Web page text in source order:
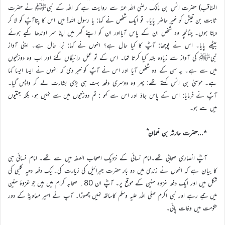
المناقب) حضرت انس بن مالک رضی اللہ عنہ سے روایت ہے کہ اللہ کے نبیﷺ نے حضرت
ثابت بن قیسؓ کو غیر حاضر پایا۔ تو ایک شخص نے کہا: یا رسول اللہ! میں اس کا پتاآپؐ کو لا کر
دیتا ہوں۔ چنانچہ وہ شخص ان کے پاس آیااور ان کو اپنے گھر میں اپنا سر اوندھا کیے ہوئے
بیٹھے پایا۔ اس نے پوچھا: آپؓ کا کیا حال ہے؟ انہوں نے کہا: بُرا حال ہے۔ اپنی آواز
نبیﷺ کی آواز سے زیادہ بلند کیا کرتا تھا۔ اس کے تو عمل رائیگاں گئے اور اب وہ دوزخیوں
میں سے ہے۔ یہ سن کے وہ شخص آیا اور اس نے آپؐ کو خبر دی کہ انہوں نے ایسا ایسا کہا
ہے۔ موسیٰ بن انس کہتے تھے: پھر وہ دوسری دفعہ بہت ہی بڑی بشارت لے کر واپس گیا۔
آپؐ نے فرمایا: اس کے پاس جاؤ اور اس سے کہو : تم دوزخیوں میں سے نہیں ہو، بلکہ جنتیوں
میں سے ہو۔
٭…حضرت حارثہ بن نعمان ؓ
آپؓ انصاری صحابی تھے۔امام نسائی کے نزدیک اصحاب الصفہ میں سے تھے۔ امام نسائی ہی
کا بیان ہے کہ انہوں نے زندی میں دو بار حضرت جبرائیل کی زیارت کی۔ایک دفعہ دحیہ کلبی کی
شکل میں اور ایک دفعہ غزوہ حنین کے موقع پر۔ آپؓ ان 80؍ صحابہ کرام میں ہیں جو غزوۂ حنین
میں جمے رہے اور نبی اکرم صلی اللہ علیہ وسلم کاساتھ نہیں چھوڑا۔ آپ نے امیر معاویہؓ کے دور
حکومت میں وفات پائی۔